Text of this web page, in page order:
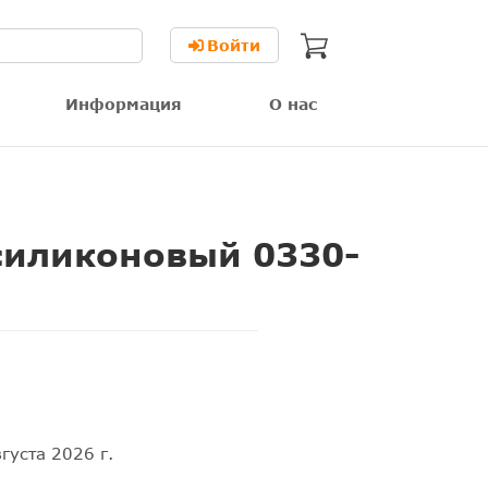
Войти
Информация О нас
0330-
2026 г.